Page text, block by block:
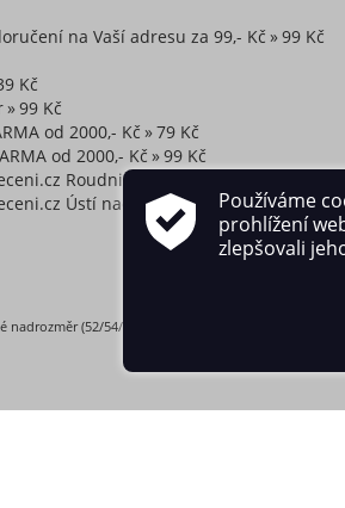
na Vaší adresu za 99,- Kč
99 Kč
Kč
99 Kč
od 2000,- Kč
79 Kč
od 2000,- Kč
99 Kč
Roudnice nad Labem, Arnoštova 89
Ústí nad Labem, OD Labe, I. patro
(52/54/56 ONE SIZE) ITALSKÁ MÓDA
Používáme
prohlížení
zlepšovali